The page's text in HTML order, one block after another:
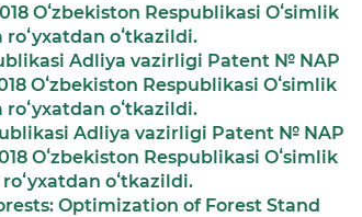
Oʻzbekiston Respublikasi Oʻsimlik
oʻtkazildi.
Adliya vazirligi Patent № NAP
Oʻzbekiston Respublikasi Oʻsimlik
oʻtkazildi.
Adliya vazirligi Patent № NAP
Oʻzbekiston Respublikasi Oʻsimlik
oʻtkazildi.
Optimization of Forest Stand